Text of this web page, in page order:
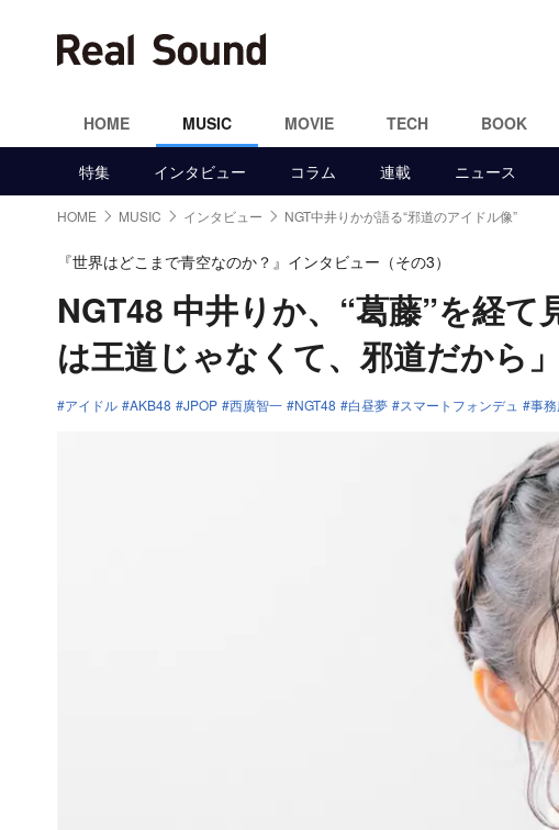
HOME MUSIC MOVIE TECH BOOK
特集 インタビュー コラム 連載 ニュース
HOME MUSIC インタビュー NGT中井りかが語る“邪道のアイドル像”
『世界はどこまで青空なのか？』インタビュー（その3）
NGT48 中井りか、“葛藤”を経
は王道じゃなくて、邪道だから」
アイドル AKB48 JPOP 西廣智一 NGT48 白昼夢 スマートフォンデュ 事